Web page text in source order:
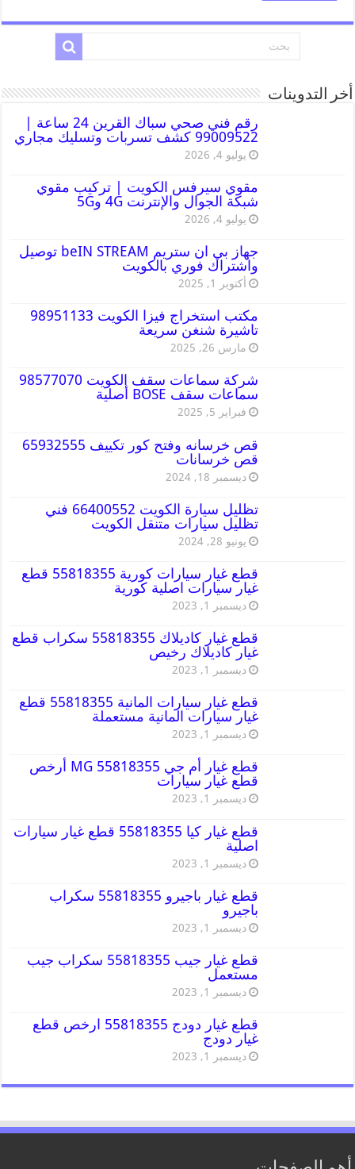
أخر التدوينات
رقم فني صحي سباك القرين 24 ساعة |
99009522 كشف تسربات وتسليك مجاري
يوليو 4, 2026
مقوي سيرفس الكويت | تركيب مقوي
شبكة الجوال والإنترنت 4G و5G
يوليو 4, 2026
جهاز بي ان ستريم beIN STREAM توصيل
واشتراك فوري بالكويت
أكتوبر 1, 2025
مكتب استخراج فيزا الكويت 98951133
تاشيرة شنغن سريعة
مارس 26, 2025
شركة سماعات سقف الكويت 98577070
سماعات سقف BOSE أصلية
فبراير 5, 2025
قص خرسانه وفتح كور تكييف 65932555
قص خرسانات
ديسمبر 18, 2024
تظليل سيارة الكويت 66400552 فني
تظليل سيارات متنقل الكويت
يونيو 28, 2024
قطع غيار سيارات كورية 55818355 قطع
غيار سيارات اصلية كورية
ديسمبر 1, 2023
قطع غيار كاديلاك 55818355 سكراب قطع
غيار كاديلاك رخيص
ديسمبر 1, 2023
قطع غيار سيارات المانية 55818355 قطع
غيار سيارات المانية مستعملة
ديسمبر 1, 2023
قطع غيار أم جي MG 55818355 أرخص
قطع غيار سيارات
ديسمبر 1, 2023
قطع غيار كيا 55818355 قطع غيار سيارات
اصلية
ديسمبر 1, 2023
قطع غيار باجيرو 55818355 سكراب
باجيرو
ديسمبر 1, 2023
قطع غيار جيب 55818355 سكراب جيب
مستعمل
ديسمبر 1, 2023
قطع غيار دودج 55818355 ارخص قطع
غيار دودج
ديسمبر 1, 2023